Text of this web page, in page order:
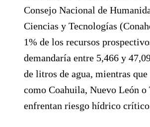
Consejo Nacional de
Ciencias y Tecnologías
1% de los recursos
demandaría entre 5,466 y
de litros de agua, mientras que
como Coahuila, Nuevo León o
enfrentan riesgo hídrico